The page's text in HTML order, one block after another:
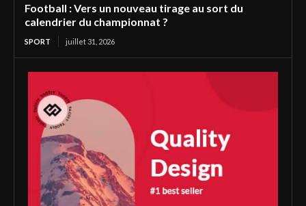
Football : Vers un nouveau tirage au sort du
calendrier du championnat ?
SPORT juillet 31, 2026